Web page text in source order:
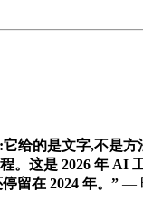
给的是文字,不是方
。这是 2026 年 AI
留在 2024 年。” —